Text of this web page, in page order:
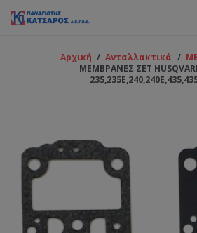
Αρχική / Ανταλλακτικά /
ΜΕΜΒΡΑΝΕΣ ΣΕΤ